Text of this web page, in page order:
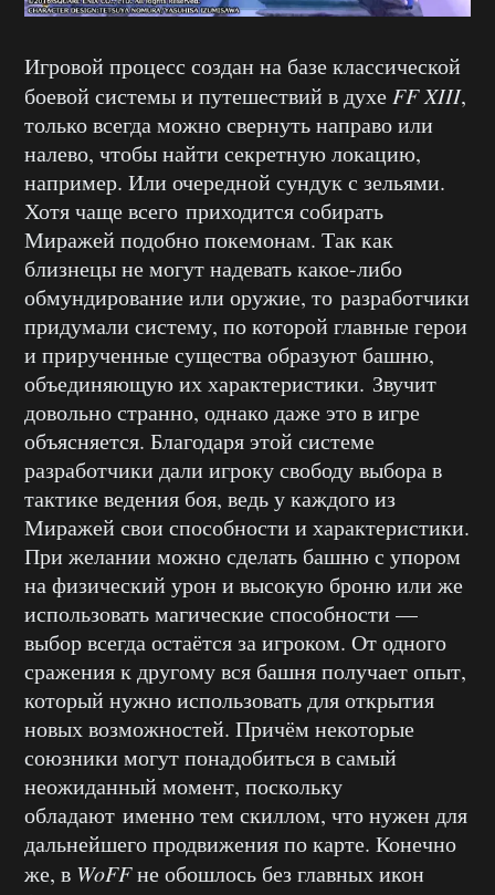
Игровой процесс создан на базе классической
боевой системы и путешествий в духе FF XIII,
только всегда можно свернуть направо или
налево, чтобы найти секретную локацию,
например. Или очередной сундук с зельями.
Хотя чаще всего приходится собирать
Миражей подобно покемонам. Так как
близнецы не могут надевать какое-либо
обмундирование или оружие, то разработчики
придумали систему, по которой главные герои
и прирученные существа образуют башню,
объединяющую их характеристики. Звучит
довольно странно, однако даже это в игре
объясняется. Благодаря этой системе
разработчики дали игроку свободу выбора в
тактике ведения боя, ведь у каждого из
Миражей свои способности и характеристики.
При желании можно сделать башню с упором
на физический урон и высокую броню или же
использовать магические способности —
выбор всегда остаётся за игроком. От одного
сражения к другому вся башня получает опыт,
который нужно использовать для открытия
новых возможностей. Причём некоторые
союзники могут понадобиться в самый
неожиданный момент, поскольку
обладают именно тем скиллом, что нужен для
дальнейшего продвижения по карте. Конечно
же, в WoFFне обошлось без главных икон